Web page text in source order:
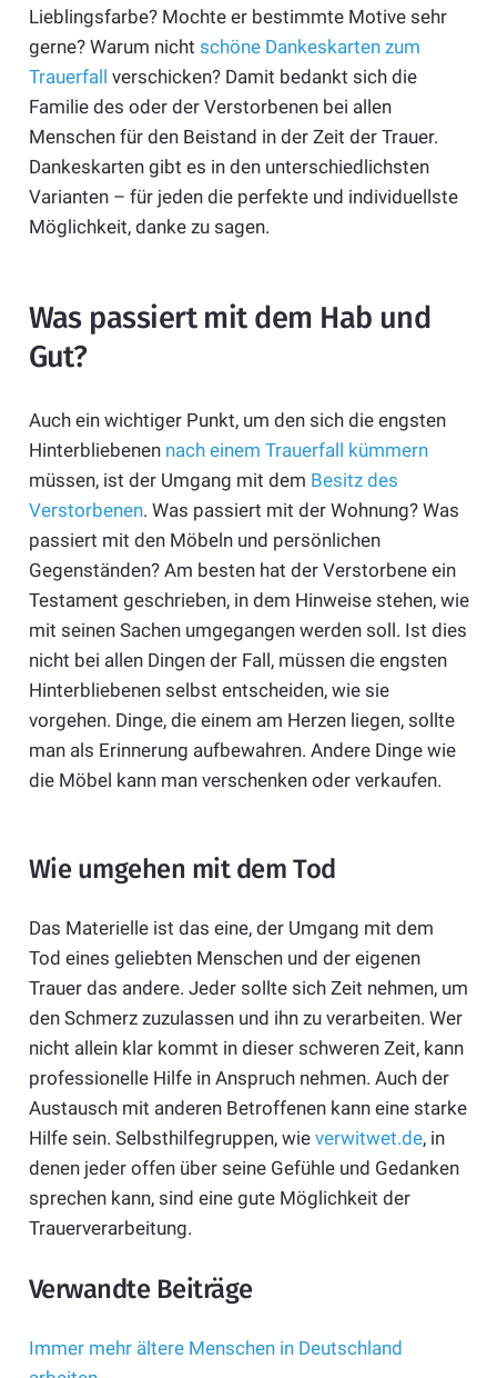
Lieblingsfarbe? Mochte er bestimmte Motive sehr
gerne? Warum nicht schöne Dankeskarten zum
Trauerfall verschicken? Damit bedankt sich die
Familie des oder der Verstorbenen bei allen
Menschen für den Beistand in der Zeit der Trauer.
Dankeskarten gibt es in den unterschiedlichsten
Varianten – für jeden die perfekte und individuellste
Möglichkeit, danke zu sagen.
Was passiert mit dem Hab und
Gut?
Auch ein wichtiger Punkt, um den sich die engsten
Hinterbliebenen nach einem Trauerfall kümmern
müssen, ist der Umgang mit dem Besitz des
Verstorbenen. Was passiert mit der Wohnung? Was
passiert mit den Möbeln und persönlichen
Gegenständen? Am besten hat der Verstorbene ein
Testament geschrieben, in dem Hinweise stehen, wie
mit seinen Sachen umgegangen werden soll. Ist dies
nicht bei allen Dingen der Fall, müssen die engsten
Hinterbliebenen selbst entscheiden, wie sie
vorgehen. Dinge, die einem am Herzen liegen, sollte
man als Erinnerung aufbewahren. Andere Dinge wie
die Möbel kann man verschenken oder verkaufen.
Wie umgehen mit dem Tod
Das Materielle ist das eine, der Umgang mit dem
Tod eines geliebten Menschen und der eigenen
Trauer das andere. Jeder sollte sich Zeit nehmen, um
den Schmerz zuzulassen und ihn zu verarbeiten. Wer
nicht allein klar kommt in dieser schweren Zeit, kann
professionelle Hilfe in Anspruch nehmen. Auch der
Austausch mit anderen Betroffenen kann eine starke
Hilfe sein. Selbsthilfegruppen, wie verwitwet.de, in
denen jeder offen über seine Gefühle und Gedanken
sprechen kann, sind eine gute Möglichkeit der
Trauerverarbeitung.
Verwandte Beiträge
Immer mehr ältere Menschen in Deutschland